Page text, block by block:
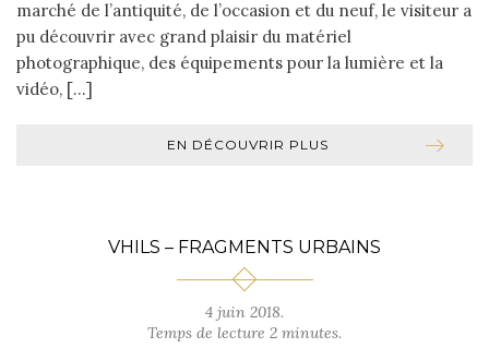
marché de l’antiquité, de l’occasion et du neuf, le visiteur a
pu découvrir avec grand plaisir du matériel
photographique, des équipements pour la lumière et la
vidéo, […]
EN DÉCOUVRIR PLUS
VHILS – FRAGMENTS URBAINS
4 juin 2018.
Temps de lecture 2 minutes.